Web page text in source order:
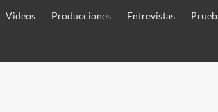
Videos Producciones Entrevistas